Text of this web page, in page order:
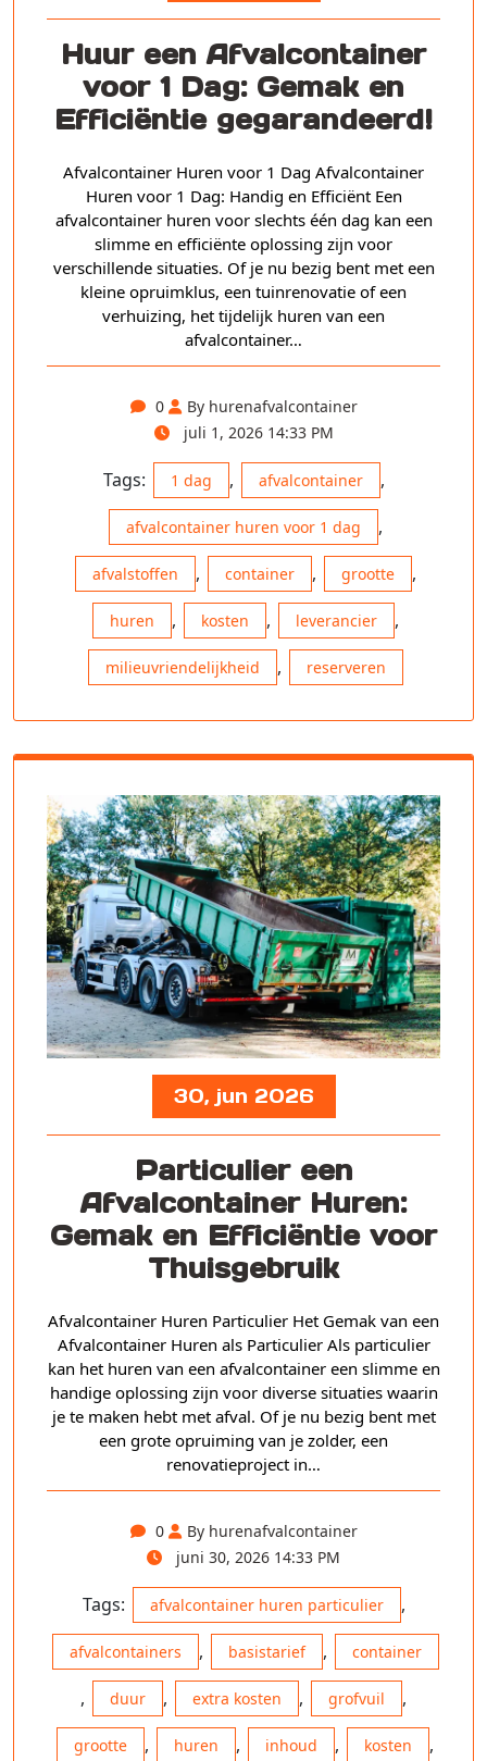
Huur een Afvalcontainer
voor 1 Dag: Gemak en
Efficiëntie gegarandeerd!
Afvalcontainer Huren voor 1 Dag Afvalcontainer
Huren voor 1 Dag: Handig en Efficiënt Een
afvalcontainer huren voor slechts één dag kan een
slimme en efficiënte oplossing zijn voor
verschillende situaties. Of je nu bezig bent met een
kleine opruimklus, een tuinrenovatie of een
verhuizing, het tijdelijk huren van een
afvalcontainer…
0
By hurenafvalcontainer
juli 1, 2026 14:33 PM
Tags: 1 dag , afvalcontainer ,
afvalcontainer huren voor 1 dag ,
afvalstoffen , container , grootte ,
huren , kosten , leverancier ,
milieuvriendelijkheid , reserveren
30, jun 2026
Particulier een
Afvalcontainer Huren:
Gemak en Efficiëntie voor
Thuisgebruik
Afvalcontainer Huren Particulier Het Gemak van een
Afvalcontainer Huren als Particulier Als particulier
kan het huren van een afvalcontainer een slimme en
handige oplossing zijn voor diverse situaties waarin
je te maken hebt met afval. Of je nu bezig bent met
een grote opruiming van je zolder, een
renovatieproject in…
0
By hurenafvalcontainer
juni 30, 2026 14:33 PM
Tags: afvalcontainer huren particulier ,
afvalcontainers , basistarief , container
, duur , extra kosten , grofvuil ,
grootte , huren , inhoud , kosten ,